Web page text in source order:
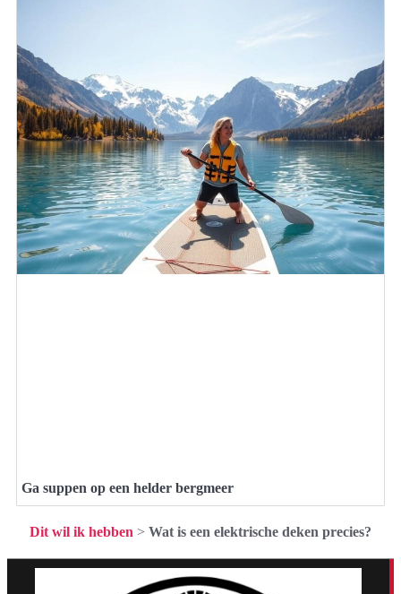
Ga suppen op een helder bergmeer
Dit wil ik hebben > Wat is een elektrische deken precies?